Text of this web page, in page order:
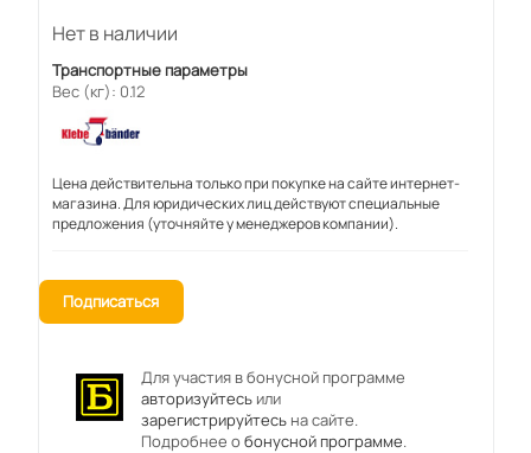
Нет в наличии
Транспортные параметры
Вес (кг): 0.12
Цена действительна только при покупке на сайте интернет-
магазина. Для юридических лиц действуют специальные
предложения (уточняйте у менеджеров компании).
Подписаться
Для участия в бонусной программе
авторизуйтесьили
зарегистрируйтесьна сайте.
Подробнее обонусной программе.